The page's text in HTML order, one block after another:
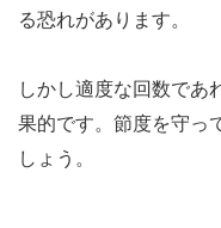
る恐れがあります。
しかし適度な回数であ
果的です。節度を守っ
しょう。